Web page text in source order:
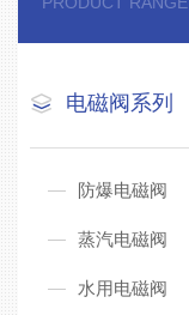
电磁阀系列
防爆电磁阀
蒸汽电磁阀
水用电磁阀